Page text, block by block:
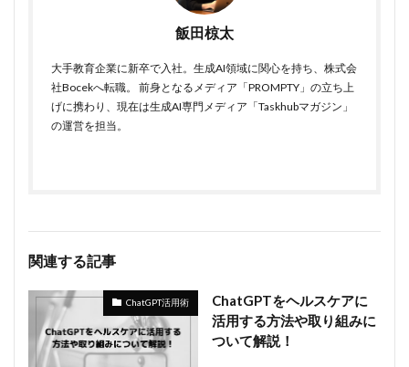
飯田椋太
大手教育企業に新卒で入社。生成AI領域に関心を持ち、株式会
社Bocekへ転職。 前身となるメディア「PROMPTY」の立ち上
げに携わり、現在は生成AI専門メディア「Taskhubマガジン」
の運営を担当。
関連する記事
ChatGPT活用術
ChatGPTをヘルスケアに
活用する方法や取り組みに
ついて解説！